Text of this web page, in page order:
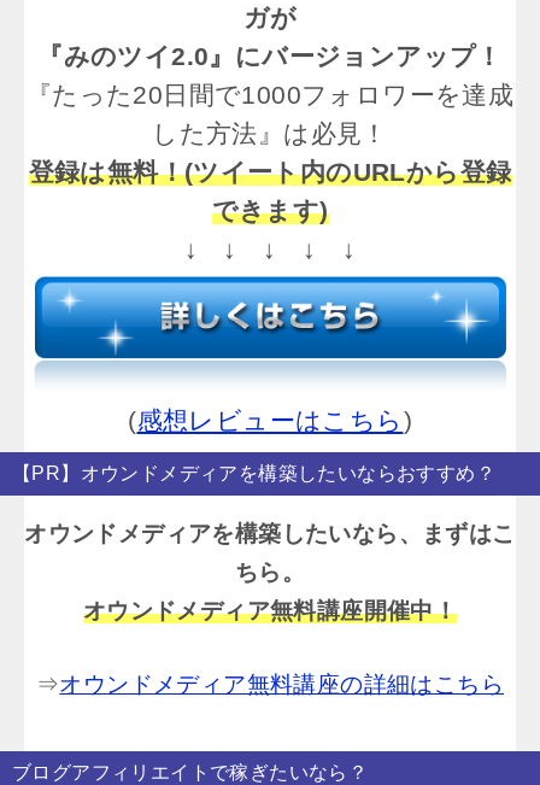
ガが
『みのツイ2.0』にバージョンアップ！
『たった20日間で1000フォロワーを達成
した方法』は必見！
登録は無料！(ツイート内のURLから登録
できます)
↓ ↓ ↓ ↓ ↓
(感想レビューはこちら )
【PR】オウンドメディアを構築したいならおすすめ？
オウンドメディアを構築したいなら、まずはこ
ちら。
オウンドメディア無料講座開催中！
⇒オウンドメディア無料講座の詳細はこちら
ブログアフィリエイトで稼ぎたいなら？